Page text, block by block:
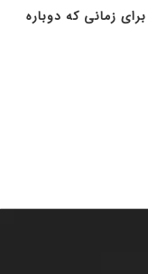
زمانی که دوباره